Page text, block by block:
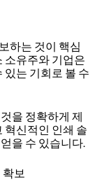
하는 것이 핵심
소유주와 기업은
있는 기회로 볼 수
을 정확하게 제
혁신적인 인쇄 솔
을 수 있습니다.
보